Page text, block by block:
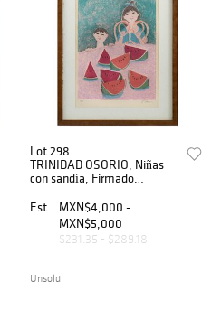
Lot 298
TRINIDAD OSORIO, Niñas
con sandía, Firmado
Est.
MXN$4,000 -
MXN$5,000
$231.35 - $289.18
Unsold